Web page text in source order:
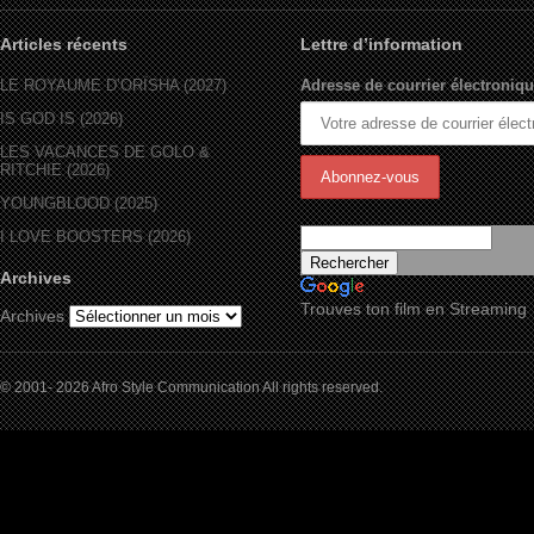
Articles récents
LE ROYAUME D’ORÏSHA (2027)
IS GOD IS (2026)
LES VACANCES DE GOLO &
RITCHIE (2026)
YOUNGBLOOD (2025)
I LOVE BOOSTERS (2026)
Archives
Archives
Lettre d’information
Adresse de courrier
Trouves ton film en Streaming
© 2001- 2026 Afro Style Communication All rights reserved.